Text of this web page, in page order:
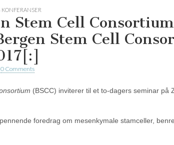
KONFERANSER
Stem Cell
Stem Cell
0 Comments
(BSCC) inviterer til et to-dagers seminar på
foredrag om mesenkymale stamceller,